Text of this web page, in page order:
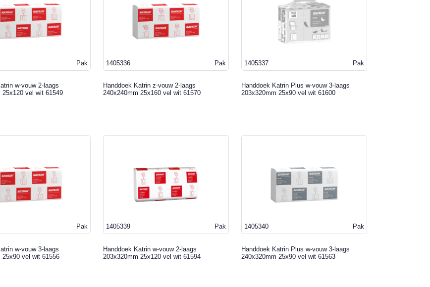
Pak
w-vouw 2-laags
25x120 vel wit 61549
Pak
1405336
Handdoek Katrin z-vouw 2-laags
240x240mm 25x160 vel wit 61570
Pak
1405337
Handdoek Katrin Plus w-vouw 3-laags
203x320mm 25x90 vel wit 61600
Pak
w-vouw 3-laags
25x90 vel wit 61556
Pak
1405339
Handdoek Katrin w-vouw 2-laags
203x320mm 25x120 vel wit 61594
Pak
1405340
Handdoek Katrin Plus w-vouw 3-laags
240x320mm 25x90 vel wit 61563